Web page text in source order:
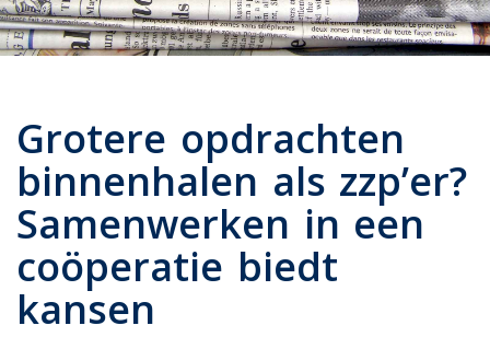
Grotere opdrachten
binnenhalen als zzp’er?
Samenwerken in een
coöperatie biedt
kansen